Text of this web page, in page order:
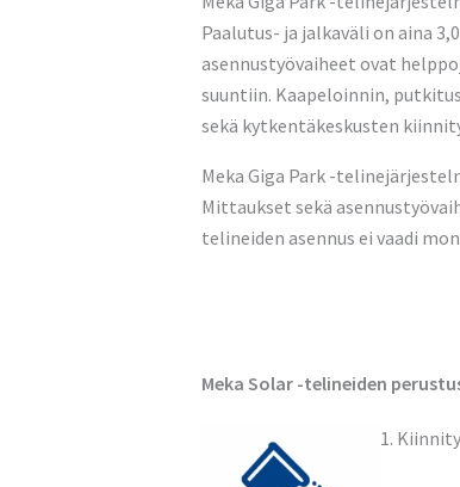
Paalutus- ja jalkaväli on aina
asennustyövaiheet ovat
suuntiin. Kaapeloinnin,
sekä kytkentäkeskusten
Meka Giga Park -
Mittaukset sekä
telineiden asennus ei vaadi
Meka Solar -telineiden
1.